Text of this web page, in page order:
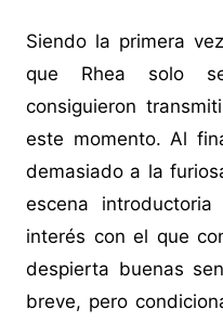
Siendo la primera
que Rhea solo
consiguieron
este momento. Al
demasiado a la
escena
interés con el que
despierta buenas
breve, pero